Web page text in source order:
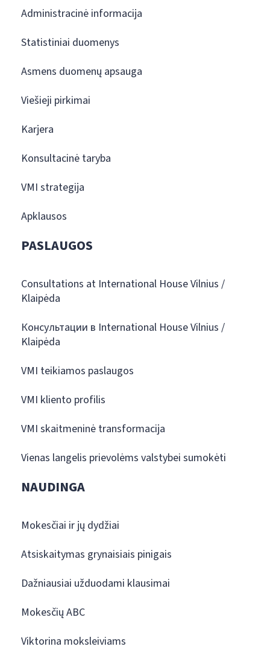
Administracinė informacija
Statistiniai duomenys
Asmens duomenų apsauga
Viešieji pirkimai
Karjera
Konsultacinė taryba
VMI strategija
Apklausos
PASLAUGOS
Consultations at International House Vilnius /
Klaipėda
Консультации в International House Vilnius /
Klaipėda
VMI teikiamos paslaugos
VMI kliento profilis
VMI skaitmeninė transformacija
Vienas langelis prievolėms valstybei sumokėti
NAUDINGA
Mokesčiai ir jų dydžiai
Atsiskaitymas grynaisiais pinigais
Dažniausiai užduodami klausimai
Mokesčių ABC
Viktorina moksleiviams